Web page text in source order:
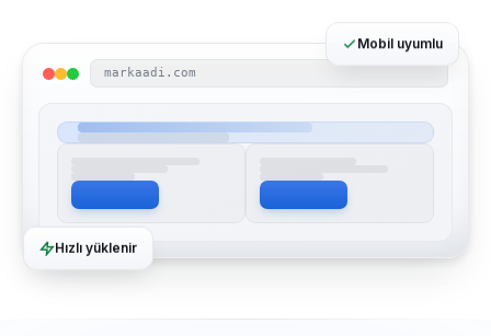
markaadi.com
Mobil uyumlu
Hızlı yüklenir